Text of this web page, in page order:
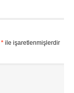
*ile işaretlenmişlerdir